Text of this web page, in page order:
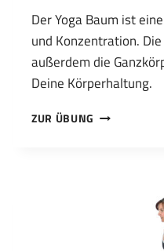
Der Yoga Baum ist
und Konzentration.
außerdem die
Deine Körperhaltung.
ZUR ÜBUNG DER